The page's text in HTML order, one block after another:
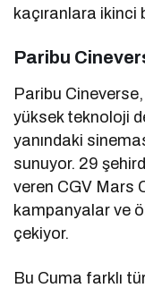
kaçıranlara ikinci
Paribu
Paribu
yüksek teknoloji
yanındaki
sunuyor. 29
veren CGV Mars
kampanyalar ve
çekiyor.
Bu Cuma farklı